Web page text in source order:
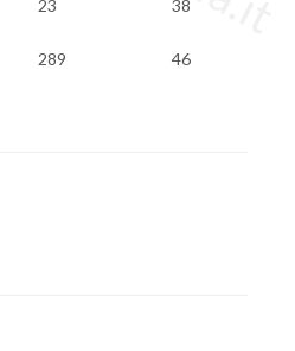
23 38
289 46